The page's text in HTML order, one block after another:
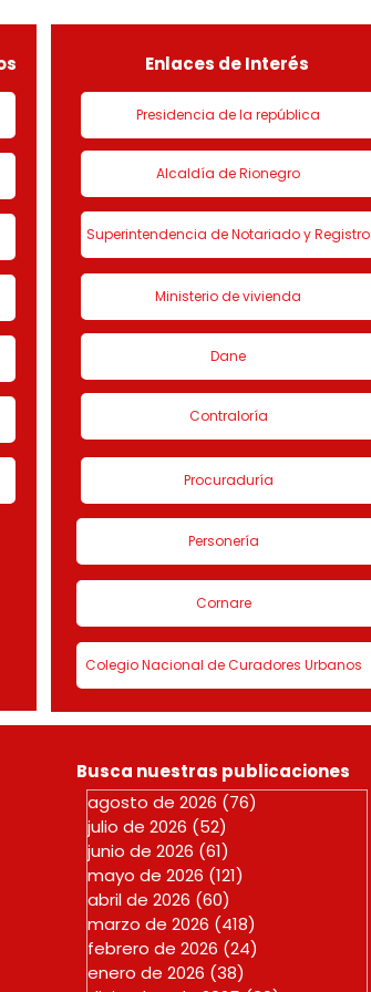
de urbanización 1 denominado
Enlaces de Interés
Presidencia de la república
Alcaldía de Rionegro
Superintendencia de Notariado y Registro
Ministerio de vivienda
Dane
Contraloría
Procuraduría
Personería
Cornare
Colegio Nacional de Curadores Urbanos
Busca nuestras publicaciones
agosto de 2026 (76)
julio de 2026 (52)
junio de 2026 (61)
mayo de 2026 (121)
abril de 2026 (60)
marzo de 2026 (418)
febrero de 2026 (24)
enero de 2026 (38)